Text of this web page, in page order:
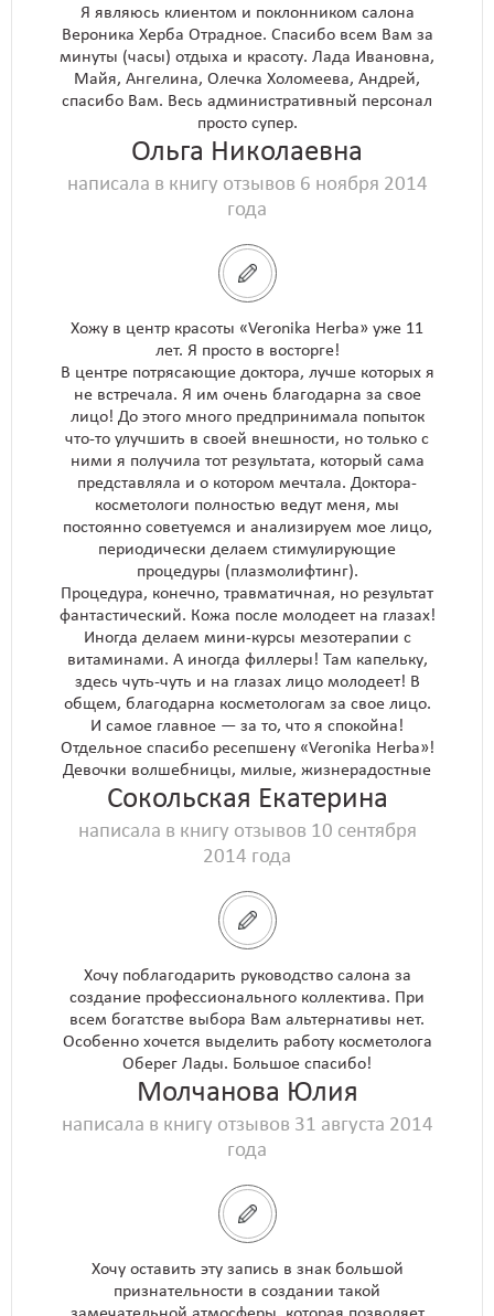
Я являюсь клиентом и поклонником салона
Вероника Херба Отрадное. Спасибо всем Вам за
минуты (часы) отдыха и красоту. Лада Ивановна,
Майя, Ангелина, Олечка Холомеева, Андрей,
спасибо Вам. Весь административный персонал
просто супер.
Ольга Николаевна
написала в книгу отзывов 6 ноября 2014
года
Хожу в центр красоты «Veronika Herba» уже 11
лет. Я просто в восторге!
В центре потрясающие доктора, лучше которых я
не встречала. Я им очень благодарна за свое
лицо! До этого много предпринимала попыток
что-то улучшить в своей внешности, но только с
ними я получила тот результата, который сама
представляла и о котором мечтала. Доктора-
косметологи полностью ведут меня, мы
постоянно советуемся и анализируем мое лицо,
периодически делаем стимулирующие
процедуры (плазмолифтинг).
Процедура, конечно, травматичная, но результат
фантастический. Кожа после молодеет на глазах!
Иногда делаем мини-курсы мезотерапии с
витаминами. А иногда филлеры! Там капельку,
здесь чуть-чуть и на глазах лицо молодеет! В
общем, благодарна косметологам за свое лицо.
И самое главное — за то, что я спокойна!
Отдельное спасибо ресепшену «Veronika Herba»!
Девочки волшебницы, милые, жизнерадостные
Сокольская Екатерина
написала в книгу отзывов 10 сентября
2014 года
Хочу поблагодарить руководство салона за
создание профессионального коллектива. При
всем богатстве выбора Вам альтернативы нет.
Особенно хочется выделить работу косметолога
Оберег Лады. Большое спасибо!
Молчанова Юлия
написала в книгу отзывов 31 августа 2014
года
Хочу оставить эту запись в знак большой
признательности в создании такой